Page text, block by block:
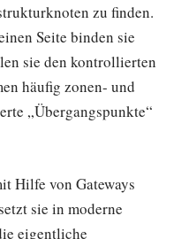
zu finden.
Seite binden sie
sie den kontrollierten
häufig zonen- und
„Übergangspunkte“
Hilfe von Gateways
sie in moderne
eigentliche